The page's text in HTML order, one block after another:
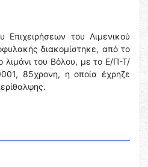
του Λιμενικού
διακομίστηκε, από το
λιμάνι του Βόλου, με το Ε/Π-Τ/
85χρονη, η οποία έχρηζε